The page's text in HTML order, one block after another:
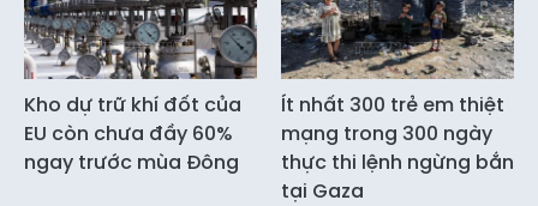
Kho dự trữ khí đốt của
EU còn chưa đầy 60%
ngay trước mùa Đông
Ít nhất 300 trẻ em thiệt
mạng trong 300 ngày
thực thi lệnh ngừng bắn
tại Gaza